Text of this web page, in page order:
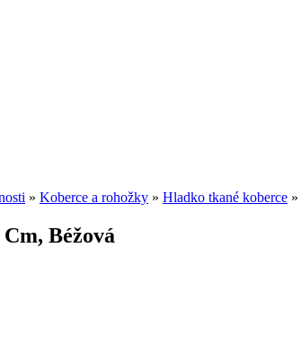
» Koberce a rohožky » Hladko tkané koberce »
Béžová